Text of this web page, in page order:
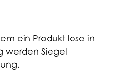
ein Produkt lose in
werden Siegel